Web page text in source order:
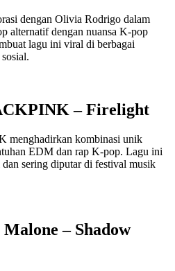
dengan Olivia Rodrigo dalam
alternatif dengan nuansa K-pop
lagu ini viral di berbagai
– Firelight
menghadirkan kombinasi unik
EDM dan rap K-pop. Lagu ini
sering diputar di festival musik
– Shadow